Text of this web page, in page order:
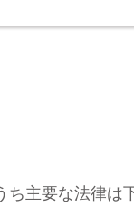
ち主要な法律は